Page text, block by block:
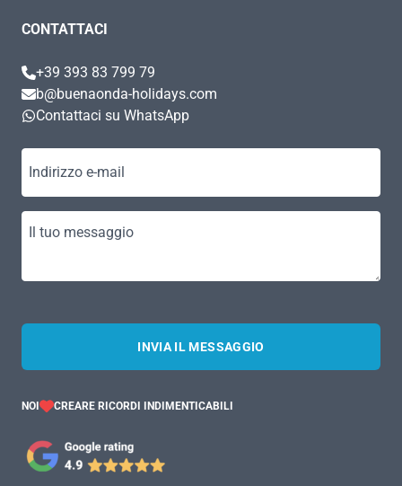
CONTATTACI
+39 393 83 799 79
b@buenaonda-holidays.com
Contattaci su WhatsApp
Indirizzo e-mail
Il tuo messaggio
INVIA IL MESSAGGIO
NOI CREARE RICORDI INDIMENTICABILI